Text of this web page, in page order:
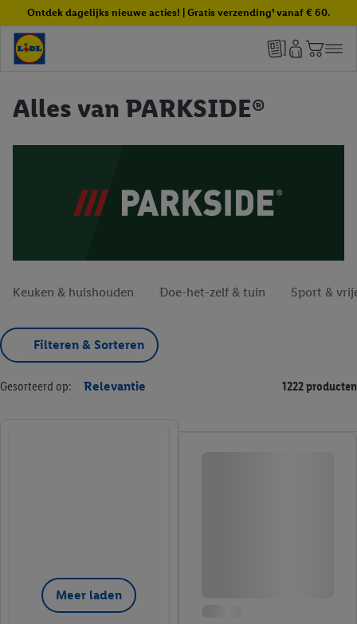
Ontdek dagelijks nieuwe acties! | Gratis verzending¹ vanaf € 60.
Alles van PARKSIDE®
Keuken & huishouden Doe-het-zelf & tuin Sport &
Filteren & Sorteren
Gesorteerd op: Relevantie 1222 producten
Meer laden